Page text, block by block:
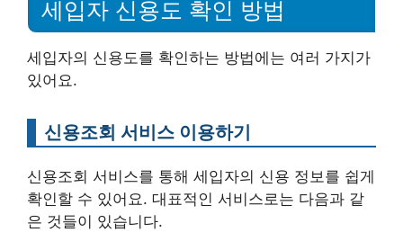
세입자 신용도 확인 방법
세입자의 신용도를 확인하는 방법에는 여러 가지가
있어요.
신용조회 서비스 이용하기
신용조회 서비스를 통해 세입자의 신용 정보를 쉽게
확인할 수 있어요. 대표적인 서비스로는 다음과 같
은 것들이 있습니다.